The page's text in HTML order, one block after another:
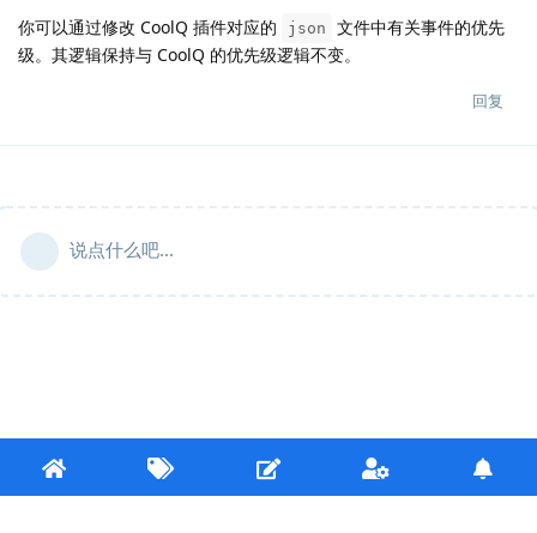
你可以通过修改 CoolQ 插件对应的 json
文件中有关事件的优先
级。其逻辑保持与 CoolQ 的优先级逻辑不变。
回复
说点什么吧...